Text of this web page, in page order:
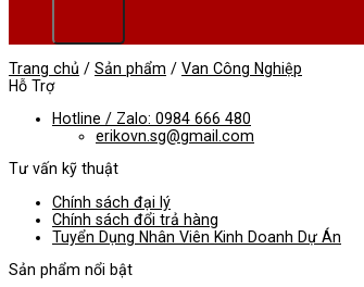
Trang chủ / Sản phẩm / Van Công Nghiệp
Hỗ Trợ
Hotline / Zalo: 0984 666 480
erikovn.sg@gmail.com
Tư vấn kỹ thuật
Chính sách đại lý
Chính sách đổi trả hàng
Tuyển Dụng Nhân Viên Kinh Doanh Dự Án
Sản phẩm nổi bật